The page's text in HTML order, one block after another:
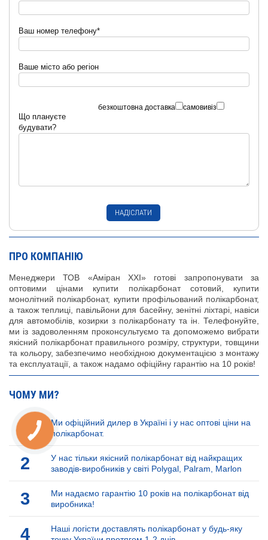
Ваш номер телефону*
Ваше місто або регіон
безкоштовна доставка самовивіз
Що плануєте
будувати?
ПРО КОМПАНІЮ
Менеджери ТОВ «Аміран XXI» готові запропонувати за
оптовими цінами купити полікарбонат сотовий, купити
монолітний полікарбонат, купити профільований полікарбонат,
а також теплиці, павільйони для басейну, зенітні ліхтарі, навіси
для автомобілів, козирки з полікарбонату та ін. Телефонуйте,
ми із задоволенням проконсультуємо та допоможемо вибрати
якісний полікарбонат правильного розміру, структури, товщини
та кольору, забезпечимо необхідною документацією з монтажу
та експлуатації, а також надамо офіційну гарантію на 10 років!
ЧОМУ МИ?
Ми офіційний дилер в Україні і у нас оптові ціни на
полікарбонат.
2
У нас тільки якісний полікарбонат від найкращих
заводів-виробників у світі Polygal, Palram, Marlon
3
Ми надаємо гарантію 10 років на полікарбонат від
виробника!
4
Наші логісти доставлять полікарбонат у будь-яку